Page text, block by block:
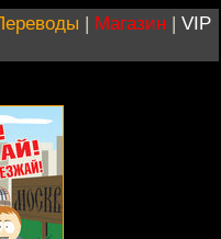
| Магазин | VIP